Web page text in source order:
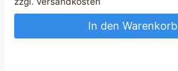
In den Warenkorb